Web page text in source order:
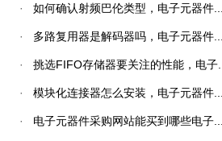
· 如何确认射频巴伦类型，电子元器件...
· 多路复用器是解码器吗，电子元器件...
· 挑选FIFO存储器要关注的性能，电子...
· 模块化连接器怎么安装，电子元器件...
· 电子元器件采购网站能买到哪些电子...